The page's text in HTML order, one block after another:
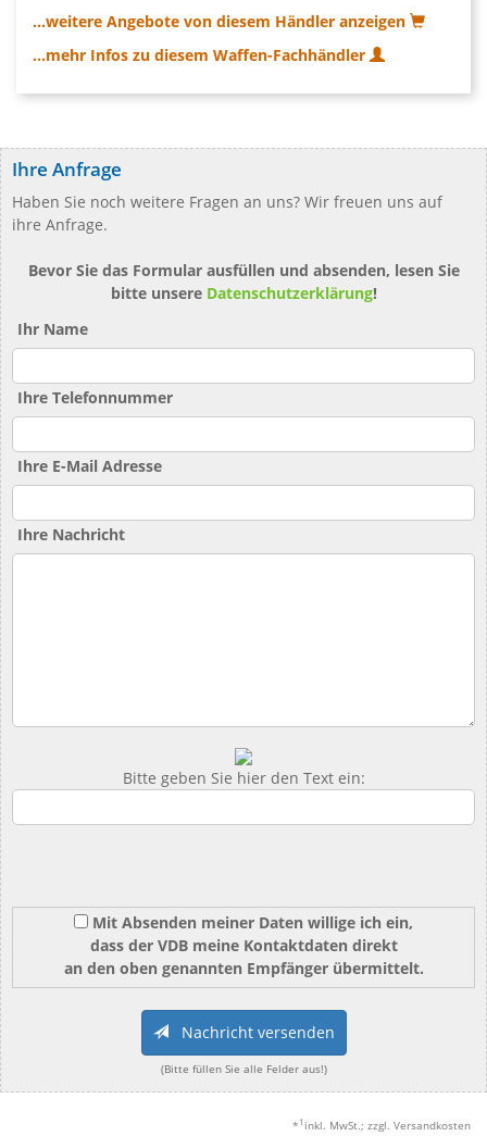
...weitere Angebote von diesem Händler anzeigen
...mehr Infos zu diesem Waffen-Fachhändler
Ihre Anfrage
Haben Sie noch weitere Fragen an uns? Wir freuen uns auf
ihre Anfrage.
Bevor Sie das Formular ausfüllen und absenden, lesen Sie
bitte unsere Datenschutzerklärung!
Ihr Name
Ihre Telefonnummer
Ihre E-Mail Adresse
Ihre Nachricht
Bitte geben Sie hier den Text ein:
Mit Absenden meiner Daten willige ich ein,
dass der VDB meine Kontaktdaten direkt
an den oben genannten Empfänger übermittelt.
Nachricht versenden
(Bitte füllen Sie alle Felder aus!)
* 1 inkl. MwSt.; zzgl. Versandkosten